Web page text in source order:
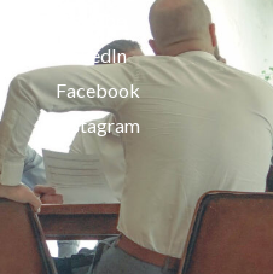
LinkedIn
Facebook
Instagram